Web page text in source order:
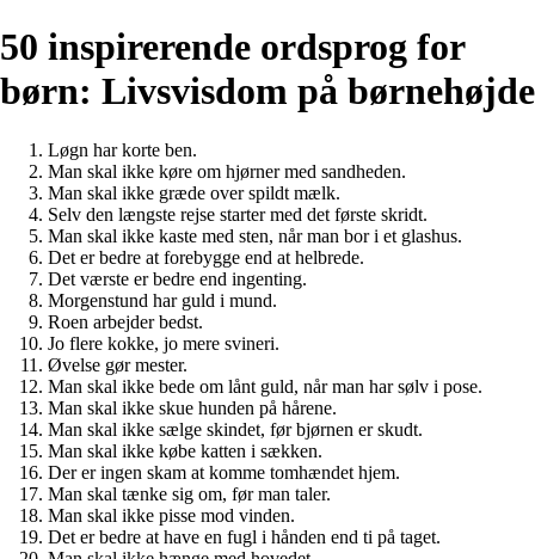
50 inspirerende ordsprog for
børn: Livsvisdom på børnehøjde
Løgn har korte ben.
Man skal ikke køre om hjørner med sandheden.
Man skal ikke græde over spildt mælk.
Selv den længste rejse starter med det første skridt.
Man skal ikke kaste med sten, når man bor i et glashus.
Det er bedre at forebygge end at helbrede.
Det værste er bedre end ingenting.
Morgenstund har guld i mund.
Roen arbejder bedst.
Jo flere kokke, jo mere svineri.
Øvelse gør mester.
Man skal ikke bede om lånt guld, når man har sølv i pose.
Man skal ikke skue hunden på hårene.
Man skal ikke sælge skindet, før bjørnen er skudt.
Man skal ikke købe katten i sækken.
Der er ingen skam at komme tomhændet hjem.
Man skal tænke sig om, før man taler.
Man skal ikke pisse mod vinden.
Det er bedre at have en fugl i hånden end ti på taget.